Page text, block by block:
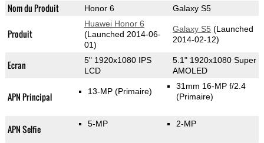
Nom du Produit Honor 6 Galaxy S5
Produit
Huawei Honor 6
(Launched 2014-06-
01)
Galaxy S5 (Launched
2014-02-12)
Ecran
5" 1920x1080 IPS
LCD
5.1" 1920x1080 Super
AMOLED
APN Principal 13-MP (Primaire)
31mm 16-MP f/2.4
(Primaire)
APN Selfie 5-MP 2-MP